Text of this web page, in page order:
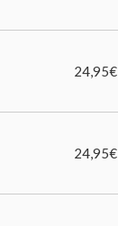
24,95€
24,95€